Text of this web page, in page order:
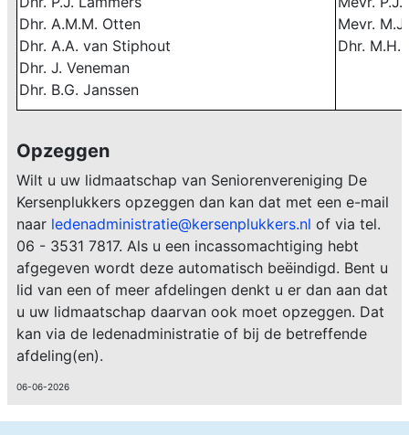
Dhr. A.M.M. Otten
Dhr. A.A. van Stiphout
Dhr. J. Veneman
Dhr. B.G. Janssen
Mevr.
Dhr. M.H.
Opzeggen
Wilt u uw lidmaatschap van Seniorenvereniging De
Kersenplukkers opzeggen dan kan dat met een e-mail
naar ledenadministratie@kersenplukkers.nl of via tel.
06 - 3531 7817. Als u een incassomachtiging hebt
afgegeven wordt deze automatisch beëindigd. Bent u
lid van een of meer afdelingen denkt u er dan aan dat
u uw lidmaatschap daarvan ook moet opzeggen. Dat
kan via de ledenadministratie of bij de betreffende
afdeling(en).
06-06-2026